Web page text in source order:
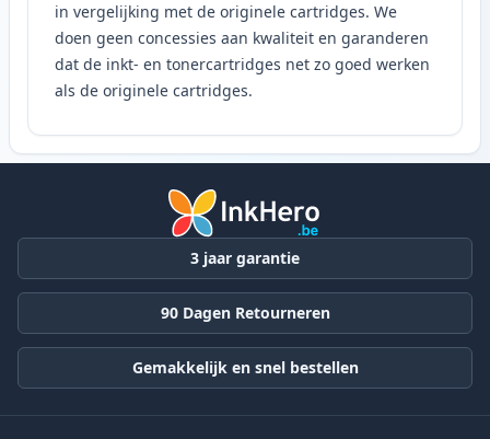
in vergelijking met de originele cartridges. We
doen geen concessies aan kwaliteit en garanderen
dat de inkt- en tonercartridges net zo goed werken
als de originele cartridges.
3 jaar garantie
90 Dagen Retourneren
Gemakkelijk en snel bestellen